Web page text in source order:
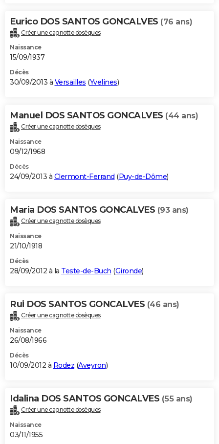
Eurico DOS SANTOS GONCALVES (76 ans)
Créer une cagnotte obsèques
Naissance
15/09/1937
Décès
30/09/2013 à Versailles (Yvelines)
Manuel DOS SANTOS GONCALVES (44 ans)
Créer une cagnotte obsèques
Naissance
09/12/1968
Décès
24/09/2013 à Clermont-Ferrand (Puy-de-Dôme)
Maria DOS SANTOS GONCALVES (93 ans)
Créer une cagnotte obsèques
Naissance
21/10/1918
Décès
28/09/2012 à la Teste-de-Buch (Gironde)
Rui DOS SANTOS GONCALVES (46 ans)
Créer une cagnotte obsèques
Naissance
26/08/1966
Décès
10/09/2012 à Rodez (Aveyron)
Idalina DOS SANTOS GONCALVES (55 ans)
Créer une cagnotte obsèques
Naissance
03/11/1955